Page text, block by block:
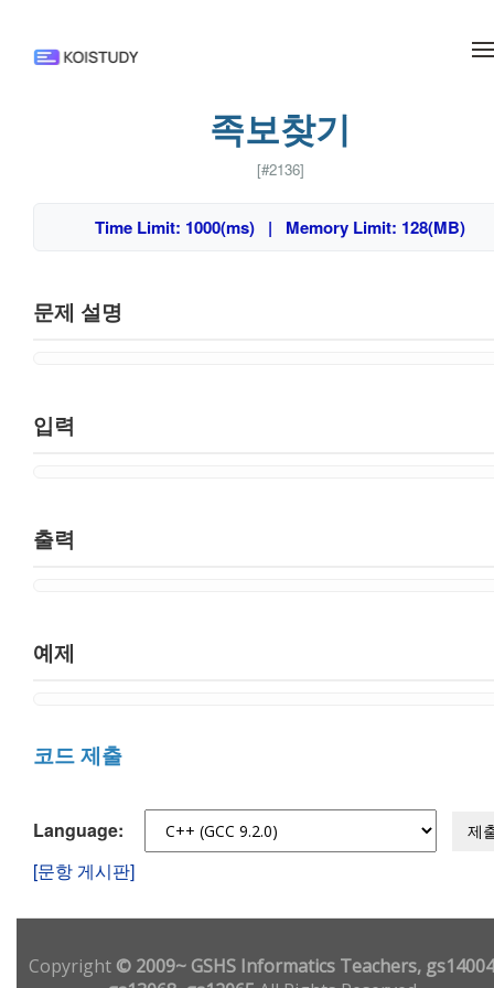
족보찾기
[#2136]
Time Limit: 1000(ms) | Memory Limit: 128(MB)
문제 설명
입력
출력
예제
코드 제출
Language: 제
[문항 게시판]
Copyright© 2009~ GSHS Informatics Teachers,